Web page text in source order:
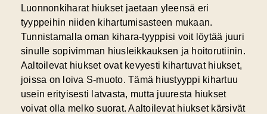
Luonnonkiharat hiukset jaetaan yleensä eri
tyyppeihin niiden kihartumisasteen mukaan.
Tunnistamalla oman kihara-tyyppisi voit löytää juuri
sinulle sopivimman hiusleikkauksen ja hoitorutiinin.
Aaltoilevat hiuksetovat kevyesti kihartuvat hiukset,
joissa on loiva S-muoto. Tämä hiustyyppi kihartuu
usein erityisesti latvasta, mutta juuresta hiukset
voivat olla melko suorat. Aaltoilevat hiukset kärsivät